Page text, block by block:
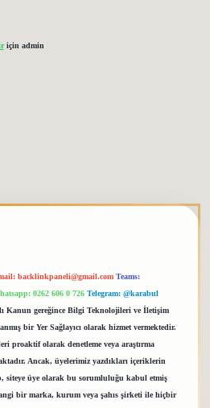
için admin
backlinkpaneli@gmail.com Teams:
0262 606 0 726 Telegram: @karabul
Kanun gereğince Bilgi Teknolojileri ve İletişim
bir Yer Sağlayıcı olarak hizmet vermektedir.
proaktif olarak denetleme veya araştırma
Ancak, üyelerimiz yazdıkları içeriklerin
siteye üye olarak bu sorumluluğu kabul etmiş
bir marka, kurum veya şahıs şirketi ile hiçbir